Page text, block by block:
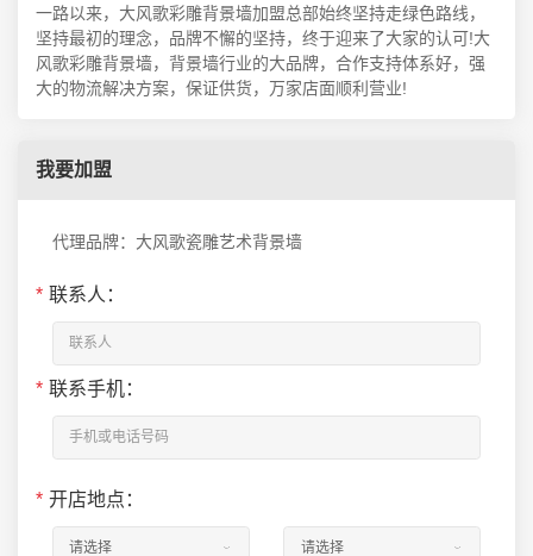
一路以来，大风歌彩雕背景墙加盟总部始终坚持走绿色路线，
坚持最初的理念，品牌不懈的坚持，终于迎来了大家的认可!大
风歌彩雕背景墙，背景墙行业的大品牌，合作支持体系好，强
大的物流解决方案，保证供货，万家店面顺利营业!
我要加盟
代理品牌：大风歌瓷雕艺术背景墙
* 联系人：
* 联系手机：
* 开店地点：